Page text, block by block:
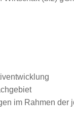
im Rahmen